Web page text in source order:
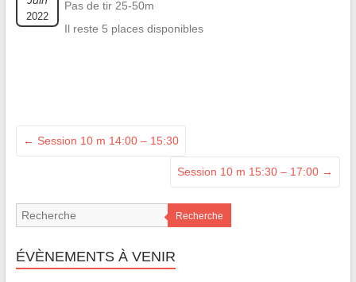
2022
Pas de tir 25-50m
Il reste 5 places disponibles
← Session 10 m 14:00 – 15:30
Session 10 m 15:30 – 17:00 →
Recherche
ÉVÈNEMENTS À VENIR